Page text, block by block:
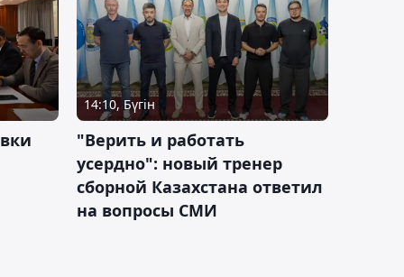
14:10, Бүгін
"Верить и работать
усердно": новый тренер
сборной Казахстана ответил
на вопросы СМИ